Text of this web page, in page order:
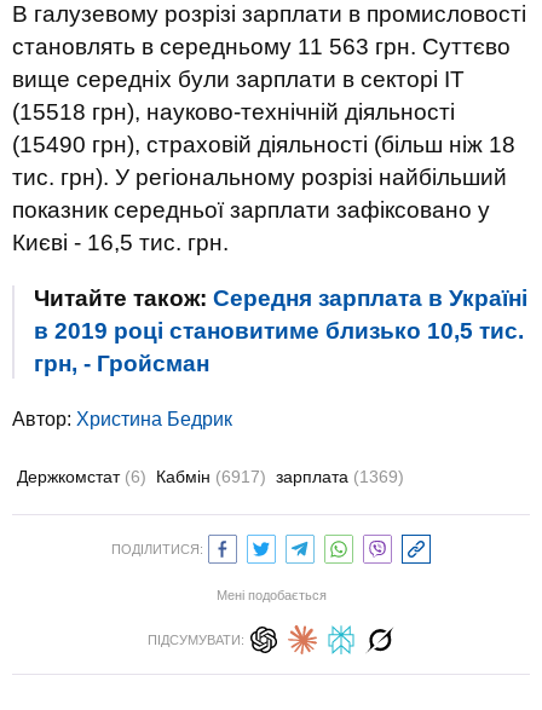
В галузевому розрізі зарплати в промисловості
становлять в середньому 11 563 грн. Суттєво
вище середніх були зарплати в секторі ІТ
(15518 грн), науково-технічній діяльності
(15490 грн), страховій діяльності (більш ніж 18
тис. грн). У регіональному розрізі найбільший
показник середньої зарплати зафіксовано у
Києві - 16,5 тис. грн.
Читайте також: Середня зарплата в Україні
в 2019 році становитиме близько 10,5 тис.
грн, - Гройсман
Автор: Христина Бедрик
Держкомстат (6) Кабмін (6917) зарплата (1369)
ПОДІЛИТИСЯ:
Мені подобається
ПІДСУМУВАТИ: